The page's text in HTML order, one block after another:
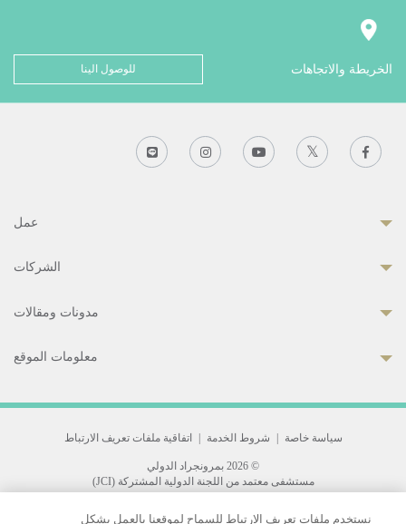
الخريطة والاتجاهات للوصول الينا
عمل
الشركات
مدونات ومقالات
معلومات الموقع
سياسة خاصة شروط الخدمة اتفاقية ملفات تعريف الارتباط
© 2026 بمرونجراد الدولي
مستشفى معتمد من اللجنة الدولية المشتركة (JCI)
33 Sukhumvit 3, Wattana, Bangkok 10110 Thailand.
نستخدم ملفات تعريف الارتباط للسماح لموقعنا بالعمل بشكل